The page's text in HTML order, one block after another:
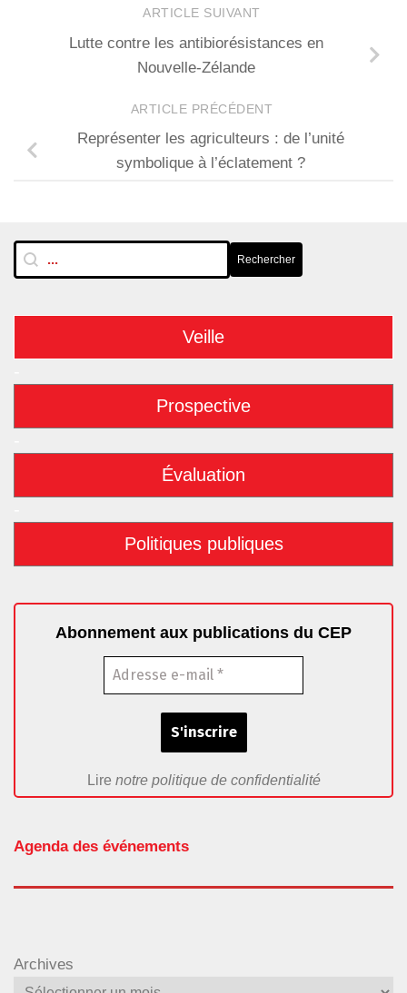
ARTICLE SUIVANT
Lutte contre les antibiorésistances en
Nouvelle-Zélande
ARTICLE PRÉCÉDENT
Représenter les agriculteurs : de l’unité
symbolique à l’éclatement ?
RechTextuelle-BarreLat
Rechercher Rechercher
Veille
Prospective
Évaluation
Politiques publiques
Abonnement aux publications du CEP
Lire notre politique de confidentialité
Agenda des événements
Archives